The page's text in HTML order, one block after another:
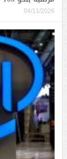
04/11/2026